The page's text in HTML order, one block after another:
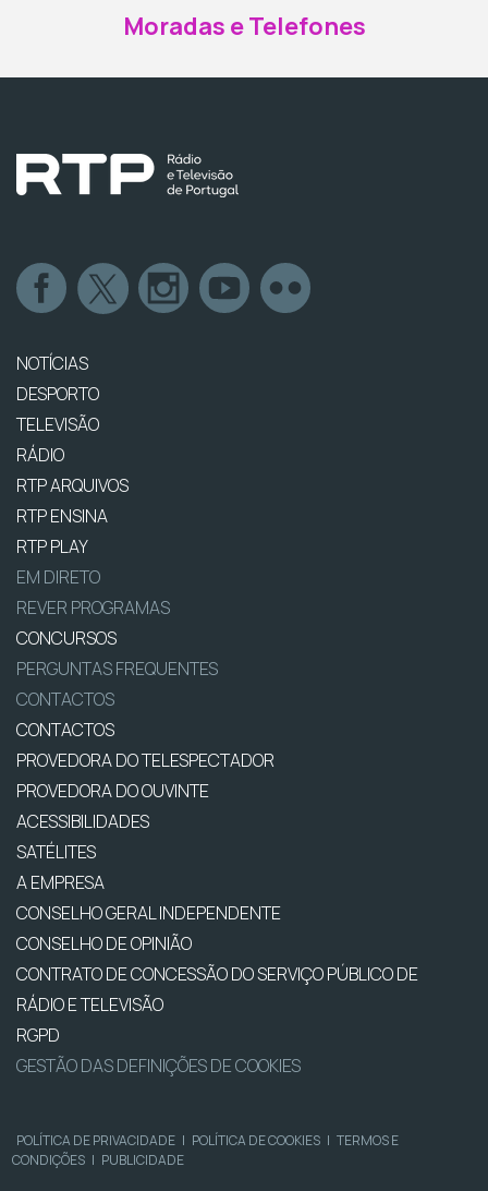
Moradas e Telefones
NOTÍCIAS
DESPORTO
TELEVISÃO
RÁDIO
RTP ARQUIVOS
RTP ENSINA
RTP PLAY
EM DIRETO
REVER PROGRAMAS
CONCURSOS
PERGUNTAS FREQUENTES
CONTACTOS
CONTACTOS
PROVEDORA DO TELESPECTADOR
PROVEDORA DO OUVINTE
ACESSIBILIDADES
SATÉLITES
A EMPRESA
CONSELHO GERAL INDEPENDENTE
CONSELHO DE OPINIÃO
CONTRATO DE CONCESSÃO DO SERVIÇO PÚBLICO DE
RÁDIO E TELEVISÃO
RGPD
GESTÃO DAS DEFINIÇÕES DE COOKIES
POLÍTICA DE PRIVACIDADE | POLÍTICA DE COOKIES | TERMOS E
CONDIÇÕES | PUBLICIDADE